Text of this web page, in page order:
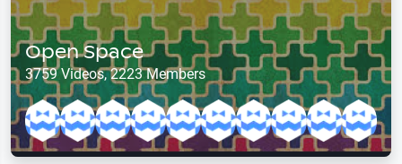
Open Space
3759 Videos, 2223 Members